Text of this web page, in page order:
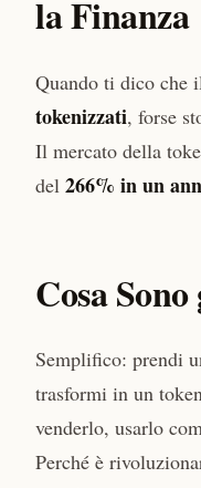
la Finanza
Quando ti dico che
tokenizzati, forse
Il mercato della
del 266% in un
Cosa
Semplifico: prendi
trasformi in un
venderlo, usarlo
Perché è